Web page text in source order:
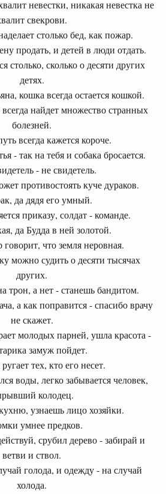
невестки, никакая невестка не
свекрови.
столько бед, как пожар.
продать, и детей в люди отдать.
столько, сколько о десяти других
детях.
кошка всегда остается кошкой.
найдет множество странных
болезней.
всегда кажется короче.
- так на тебя и собака бросается.
- не свидетель.
противостоять куче дураков.
да дядя его умный.
приказу, солдат - команде.
да Будда в ней золотой.
что земля неровная.
можно судить о десяти тысячах
других.
трон, а нет - станешь бандитом.
а как поправится - спасибо врачу
не скажет.
молодых парней, ушла красота -
замуж пойдет.
тех, кто его несет.
воды, легко забывается человек,
колодец.
узнаешь лицо хозяйки.
умнее предков.
срубил дерево - забирай и
ветви и ствол.
голода, и одежду - на случай
холода.